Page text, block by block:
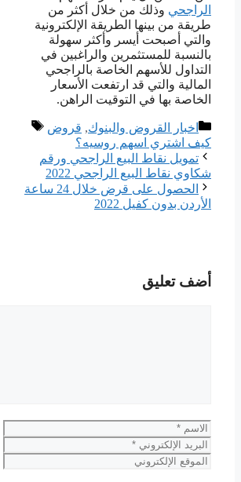
الراجحي وذلك من خلال أكثر من
طريقة من بينها الطريقة الإلكترونية
والتي أصبحت أيسر وأكثر سهولة
بالنسبة للمستثمرين والراغبين في
التداول للأسهم الخاصة بالراجحي
المالية والتي قد ارتفعت الأسعار
الخاصة بها في التوقيت الراهن.
التصنيفات
اخبار القروض والبنوك, قروض
الوسوم
كيف اشتري اسهم روسيه؟
تمويل نقاط البيع الراجحي ورقم
شكاوي نقاط البيع الراجحي 2022
الحصول على قرض خلال 24 ساعة
الأردن بدون كفيل 2022
أضف تعليق
الاسم
البريد
الإلكتروني
الموقع